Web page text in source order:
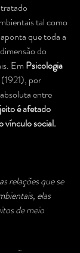
tal como
que toda a
do
Em Psicologia
(1921), por
entre
é afetado
vínculo social.
relações que se
elas
de meio